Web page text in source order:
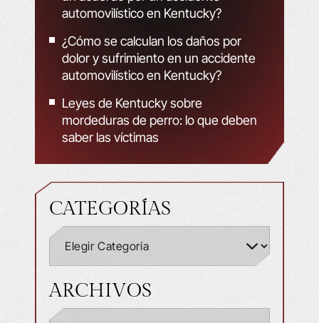
automovilístico en Kentucky?
¿Cómo se calculan los daños por
dolor y sufrimiento en un accidente
automovilístico en Kentucky?
Leyes de Kentucky sobre
mordeduras de perro: lo que deben
saber las víctimas
CATEGORÍAS
ARCHIVOS